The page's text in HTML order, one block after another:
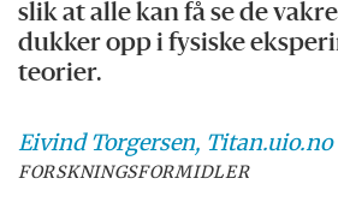
slik at alle kan få se de
dukker opp i fysiske
teorier.
Eivind Torgersen, Titan.uio.no
FORSKNINGSFORMIDLER